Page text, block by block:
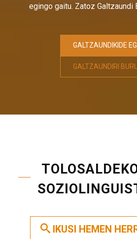
egingo gaitu. Zatoz Galtzaundi
GALTZAUNDIKIDE
GALTZAUNDIRI
IKUSI HEMEN